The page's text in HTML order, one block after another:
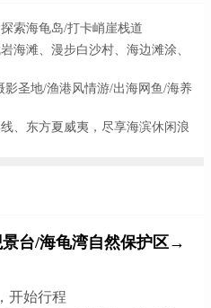
索海龟岛/打卡峭崖栈道
海滩、漫步白沙村、海边滩涂、
影圣地/渔港风情游/出海网鱼/海养
、东方夏威夷，尽享海滨休闲浪
台/海龟湾自然保护区→
开始行程